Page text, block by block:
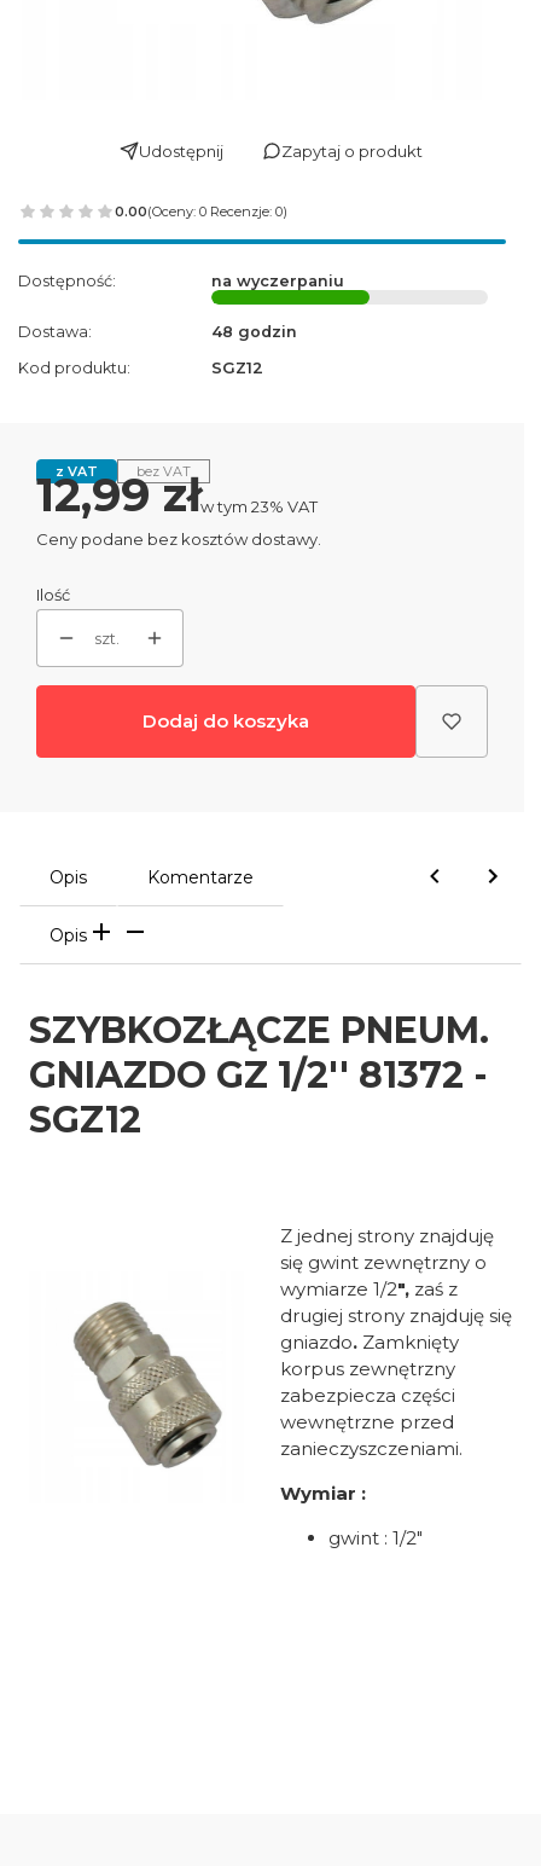
Udostępnij Zapytaj o produkt
0.00(Oceny: 0 Recenzje: 0)
Dostępność: na wyczerpaniu
Dostawa:
48 godzin
Kod produktu:
SGZ12
z VAT bez VAT
Cena
12,99 złw tym 23% VAT
w tym 23% VAT
Ceny podane bez kosztów dostawy.
Ilość
szt.
Dodaj do koszyka
Opis Komentarze
Opis
SZYBKOZŁĄCZE PNEUM.
GNIAZDO GZ 1/2'' 81372 -
SGZ12
Z jednej strony znajduję
się gwint zewnętrzny o
wymiarze 1/2", zaś z
drugiej strony znajduję się
gniazdo. Zamknięty
korpus zewnętrzny
zabezpiecza części
wewnętrzne przed
zanieczyszczeniami.
Wymiar :
gwint : 1/2"